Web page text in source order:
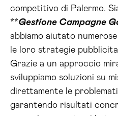
competitivo di Palermo.
**Gestione Campagne
abbiamo aiutato
le loro strategie
Grazie a un approccio
sviluppiamo soluzioni su
direttamente le
garantendo risultati